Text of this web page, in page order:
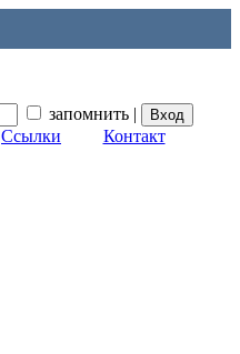
запомнить |
Ссылки Контакт